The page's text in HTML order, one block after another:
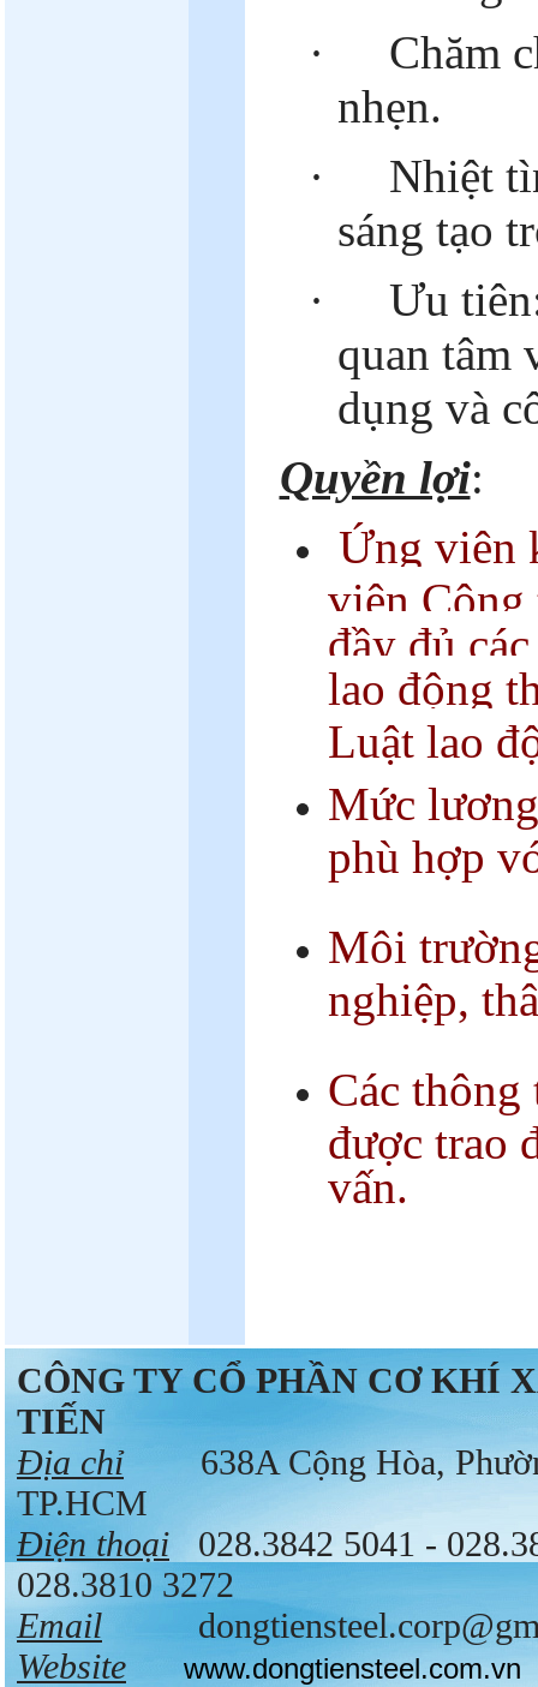
·
Chăm
nhẹn.
·
Nhiệt
sáng tạo
·
Ưu
quan tâm
dụng và
Quyền lợi:
Ứng viên
viên Công
đầy đủ
lao động
Luật lao
Mức
phù hợp
Môi
nghiệp,
Các
được trao
vấn.
CÔNG TY CỔ PHẦN CƠ KHÍ
TIẾN
Địa chỉ
638A Cộng Hòa,
TP.HCM
Điện thoại
028.3842 5041 -
028.3810 3272
Email
Website
www.dongtiensteel.com.vn